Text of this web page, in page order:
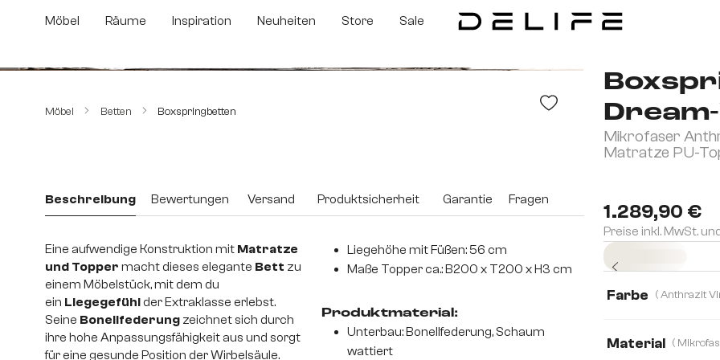
Hauptinhalt springen
Zur Suche springen
Zur Hauptnavigation springen
Möbel Räume Inspiration Neuheiten Store Sale
Möbel Betten Boxspringbetten
Mikrofaser
Matratze PU-
1.289,90 €
Preise inkl. MwSt.
Farbe
Material
Beschreibung Bewertungen Versand Produktsicherheit Garantie Fragen
Eine aufwendige Konstruktion mit Matratze
und Topper macht dieses elegante Bett zu
einem Möbelstück, mit dem du
ein Liegegefühl der Extraklasse erlebst.
Seine Bonellfederung zeichnet sich durch
ihre hohe Anpassungsfähigkeit aus und sorgt
für eine gesunde Position der Wirbelsäule.
Liegehöhe mit Füßen: 56 cm
Maße Topper ca.: B200 x T200 x H3 cm
Produktmaterial:
Unterbau: Bonellfederung, Schaum
wattiert